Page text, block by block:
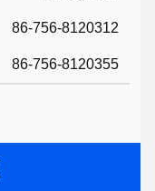
86-756-8120312
86-756-8120355